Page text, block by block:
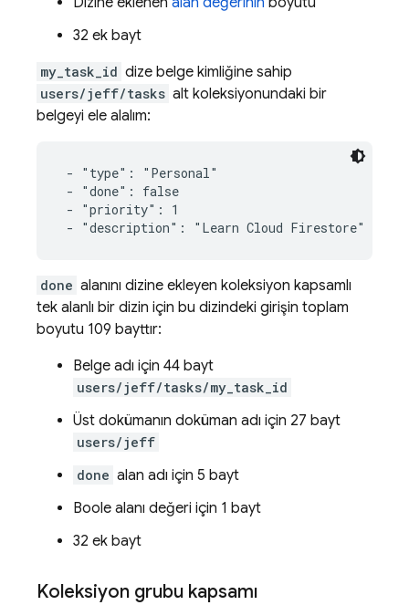
32 ek bayt
my_task_id dize belge kimliğine sahip
users/jeff/tasks alt koleksiyonundaki bir
belgeyi ele alalım:
- "type": "Personal"
- "done": false
- "priority": 1
- "description": "Learn Cloud Firestore"
done alanını dizine ekleyen koleksiyon kapsamlı
tek alanlı bir dizin için bu dizindeki girişin toplam
boyutu 109 bayttır:
Belge adı için 44 bayt
users/jeff/tasks/my_task_id
Üst dokümanın doküman adı için 27 bayt
users/jeff
done alan adı için 5 bayt
Boole alanı değeri için 1 bayt
32 ek bayt
Koleksiyon grubu kapsamı